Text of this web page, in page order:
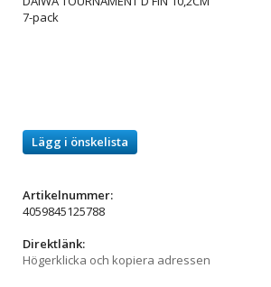
7-pack
Lägg i önskelista
Artikelnummer:
4059845125788
Direktlänk:
Högerklicka och kopiera adressen